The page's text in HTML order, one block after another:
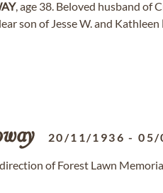
, age 38. Beloved husband of
son of Jesse W. and Kathleen
20/11/1936 -05/
of Forest Lawn